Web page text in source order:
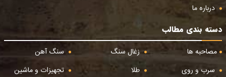
درباره ما
دسته بندی مطالب
مصاحبه ها
زغال سنگ
سنگ آهن
سرب و روی
طلا
تجهیزات و ماشین